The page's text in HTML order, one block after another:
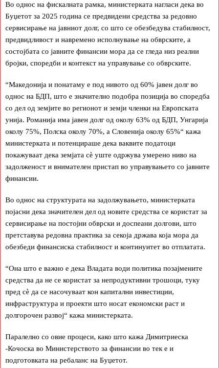
Во однос на фискалната рамка, министерката нагласи дека во
Буџетот за 2025 година се предвидени средства за редовно
сервисирање на јавниот долг, со што се обезбедува стабилност,
предвидливост и навремено исполнување на обврските, а
состојбата со јавните финансии мора да се гледа низ реални
бројки, споредби и контекст на управување со обврските.
“Македонија и понатаму е под нивото од 60% јавен долг во
однос на БДП, што е значително подобра позиција во споредба
со дел од земјите во регионот и земји членки на Европската
унија. Романија има јавен долг од околу 63% од БДП, Унгарија
околу 75%, Полска околу 70%, а Словенија околу 65%“ кажа
министерката и потенцираше дека ваквите податоци
покажуваат дека земјата сè уште одржува умерено ниво на
задолженост и внимателен пристап во управувањето со јавните
финансии.
Во однос на структурата на задолжувањето, министерката
појасни дека значителен дел од новите средства се користат за
сервисирање на постојни обврски и доспеани долгови, што
претставува редовна практика за секоја држава која мора да
обезбеди финансиска стабилност и континуитет во отплатата.
“Она што е важно е дека Владата води политика позајмените
средства да не се користат за непродуктивни трошоци, туку
пред сè да се насочуваат кон капитални инвестиции,
инфраструктура и проекти што носат економски раст и
долгорочен развој“ кажа министерката.
Паралелно со овие процеси, како што кажа Димитриеска
-Кочоска во Министерството за финансии во тек е и
подготовката на ребаланс на Буџетот.